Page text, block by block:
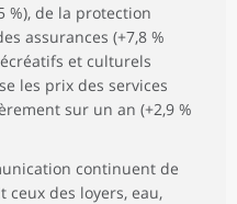
%), de la protection
assurances (+7,8 %
et culturels
les prix des services
sur un an (+2,9 %
continuent de
ceux des loyers, eau,